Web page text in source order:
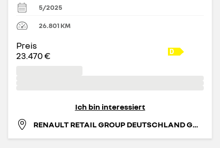
5/2025
26.801 KM
Preis
23.470 €
Ich bin interessiert
RENAULT RETAIL GROUP DEUTSCHLAND GMBH